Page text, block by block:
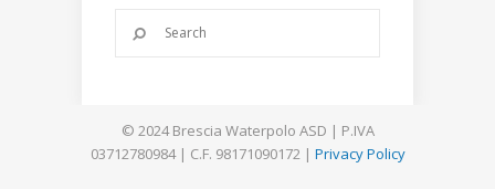
© 2024 Brescia Waterpolo ASD | P.IVA
03712780984 | C.F. 98171090172 | Privacy Policy